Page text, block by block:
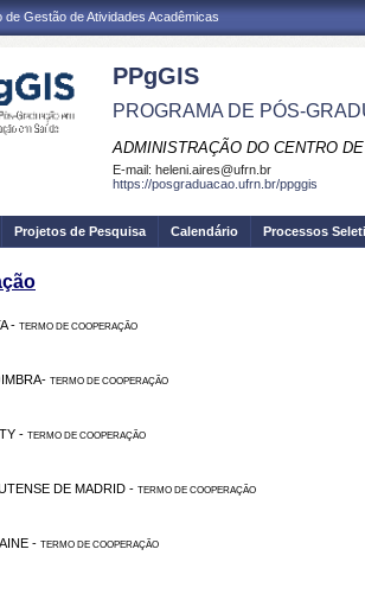
de Gestão de Atividades Acadêmicas
PPgGIS
PROGRAMA DE PÓS-
ADMINISTRAÇÃO DO CENTRO
E-mail: heleni.aires@ufrn.br
https://posgraduacao.ufrn.br/ppggis
Projetos de Pesquisa Calendário Processos
- TERMO DE COOPERAÇÃO
TERMO DE COOPERAÇÃO
- TERMO DE COOPERAÇÃO
DE MADRID - TERMO DE COOPERAÇÃO
- TERMO DE COOPERAÇÃO